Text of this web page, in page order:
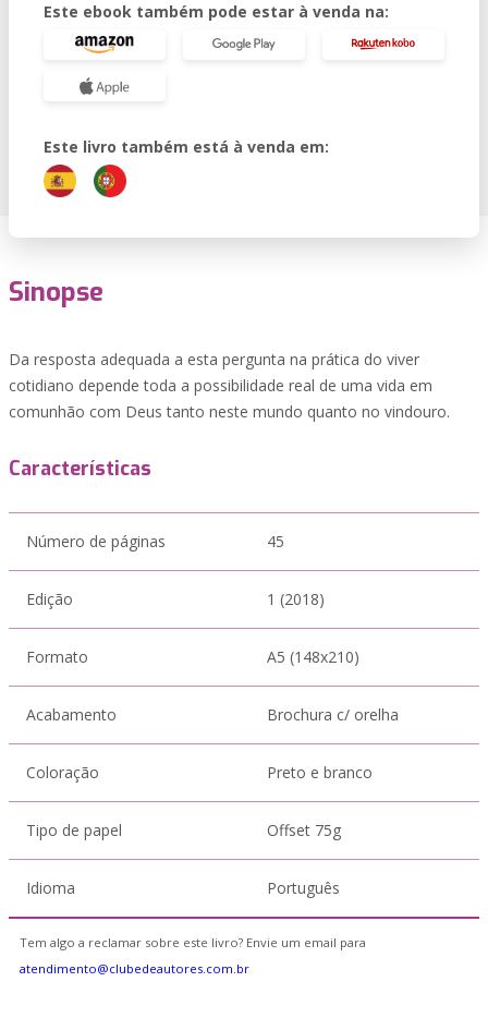
Este ebook também pode estar à venda na:
Este livro também está à venda em:
Sinopse
Da resposta adequada a esta pergunta na prática do viver
cotidiano depende toda a possibilidade real de uma vida em
comunhão com Deus tanto neste mundo quanto no vindouro.
Características
Número de páginas 45
Edição 1 (2018)
Formato A5 (148x210)
Acabamento Brochura c/ orelha
Coloração Preto e branco
Tipo de papel Offset 75g
Idioma Português
Tem algo a reclamar sobre este livro? Envie um email para
atendimento@clubedeautores.com.br